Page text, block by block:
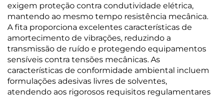
exigem proteção contra condutividade elétrica,
mantendo ao mesmo tempo resistência mecânica.
A fita proporciona excelentes características de
amortecimento de vibrações, reduzindo a
transmissão de ruído e protegendo equipamentos
sensíveis contra tensões mecânicas. As
características de conformidade ambiental incluem
formulações adesivas livres de solventes,
atendendo aos rigorosos requisitos regulamentares